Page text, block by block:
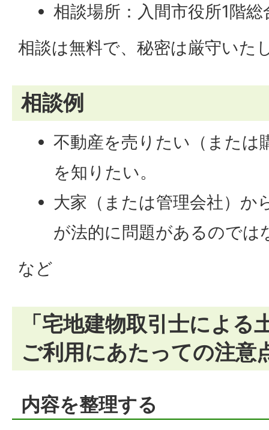
相談場所：入間市役所1階
相談は無料で、秘密は厳守いた
相談例
不動産を売りたい（または
を知りたい。
大家（または管理会社）か
が法的に問題があるのでは
など
「宅地建物取引士による
ご利用にあたっての注意
内容を整理する